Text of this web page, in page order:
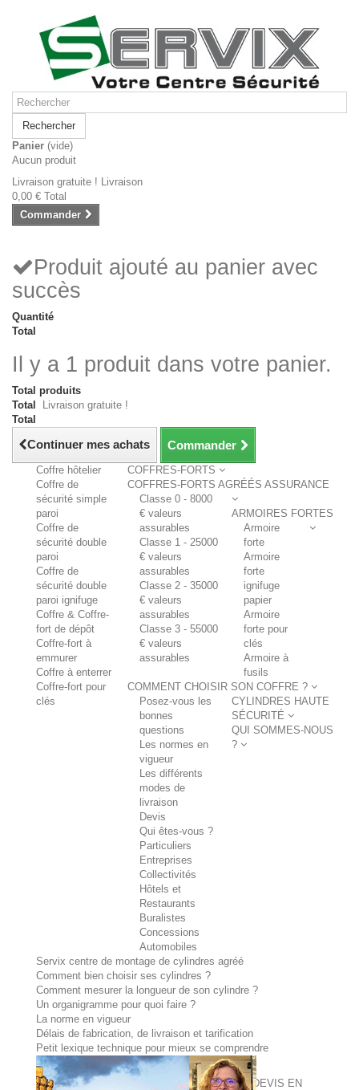
Rechercher
Panier (vide)
Aucun produit
Livraison gratuite ! Livraison
0,00 € Total
Commander
Produit ajouté au panier avec
succès
Quantité
Total
Il y a 1 produit dans votre panier.
Total produits
Total
Livraison gratuite !
Total
Continuer mes achats Commander
COFFRES-FORTS
Coffre hôtelier
Coffre de
sécurité simple
paroi
Coffre de
sécurité double
paroi
Coffre de
sécurité double
paroi ignifuge
Coffre & Coffre-
fort de dépôt
Coffre-fort à
emmurer
Coffre à enterrer
Coffre-fort pour
clés
COFFRES-FORTS AGRÉÉS ASSURANCE
Classe 0 - 8000
€ valeurs
assurables
Classe 1 - 25000
€ valeurs
assurables
Classe 2 - 35000
€ valeurs
assurables
Classe 3 - 55000
€ valeurs
assurables
ARMOIRES FORTES
Armoire
forte
Armoire
forte
ignifuge
papier
Armoire
forte pour
clés
Armoire à
fusils
COMMENT CHOISIR SON COFFRE ?
Posez-vous les
bonnes
questions
Les normes en
vigueur
Les différents
modes de
livraison
Devis
Qui êtes-vous ?
Particuliers
Entreprises
Collectivités
Hôtels et
Restaurants
Buralistes
Concessions
Automobiles
CYLINDRES HAUTE
SÉCURITÉ
Servix centre de montage de cylindres agréé
Comment bien choisir ses cylindres ?
Comment mesurer la longueur de son cylindre ?
Un organigramme pour quoi faire ?
La norme en vigueur
Délais de fabrication, de livraison et tarification
Petit lexique technique pour mieux se comprendre
QUI SOMMES-NOUS
?
DEVIS EN